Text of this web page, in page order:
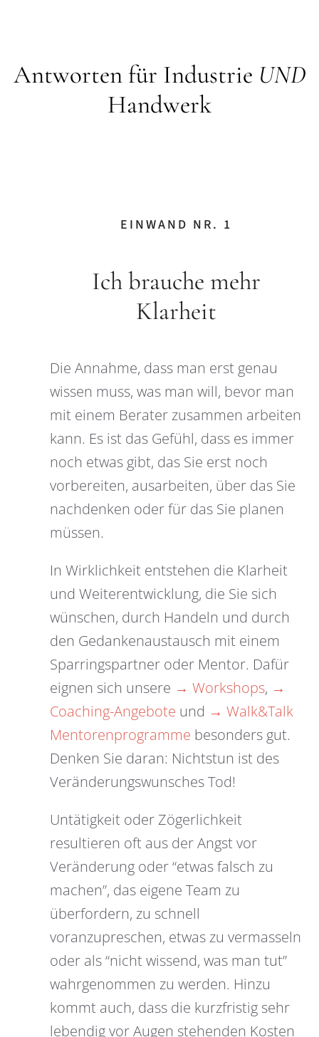
Antworten für Industrie UND
Handwerk
EINWAND NR. 1
Ich brauche mehr
Klarheit
Die Annahme, dass man erst genau
wissen muss, was man will, bevor man
mit einem Berater zusammen arbeiten
kann. Es ist das Gefühl, dass es immer
noch etwas gibt, das Sie erst noch
vorbereiten, ausarbeiten, über das Sie
nachdenken oder für das Sie planen
müssen.
In Wirklichkeit entstehen die Klarheit
und Weiterentwicklung, die Sie sich
wünschen, durch Handeln und durch
den Gedankenaustausch mit einem
Sparringspartner oder Mentor. Dafür
eignen sich unsere → Workshops, →
Coaching-Angebote und → Walk&Talk
Mentorenprogramme besonders gut.
Denken Sie daran: Nichtstun ist des
Veränderungswunsches Tod!
Untätigkeit oder Zögerlichkeit
resultieren oft aus der Angst vor
Veränderung oder “etwas falsch zu
machen”, das eigene Team zu
überfordern, zu schnell
voranzupreschen, etwas zu vermasseln
oder als “nicht wissend, was man tut”
wahrgenommen zu werden. Hinzu
kommt auch, dass die kurzfristig sehr
lebendig vor Augen stehenden Kosten